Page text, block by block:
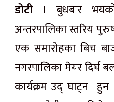
डोटी । बुधबार
अन्तरपालिका स्तरिय
एक समारोहका बिच
नगरपालिका मेयर दिर्घ
कार्यक्रम उद् घाट्न